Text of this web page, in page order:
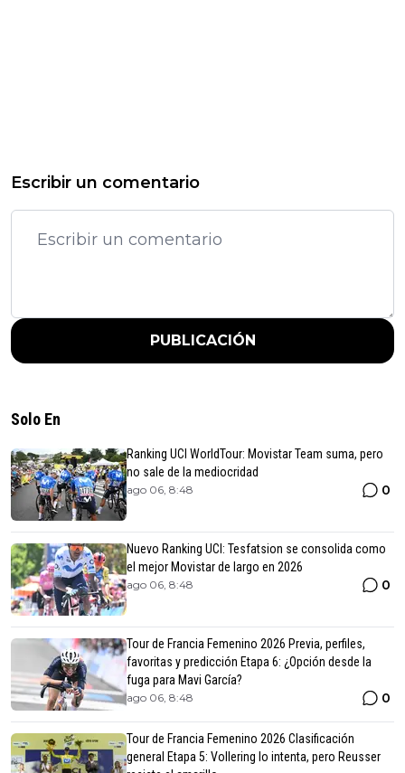
Escribir un comentario
PUBLICACIÓN
Solo En
Ranking UCI WorldTour: Movistar Team suma, pero
no sale de la mediocridad
ago 06, 8:48 0
Nuevo Ranking UCI: Tesfatsion se consolida como
el mejor Movistar de largo en 2026
ago 06, 8:48 0
Tour de Francia Femenino 2026 Previa, perfiles,
favoritas y predicción Etapa 6: ¿Opción desde la
fuga para Mavi García?
ago 06, 8:48 0
Tour de Francia Femenino 2026 Clasificación
general Etapa 5: Vollering lo intenta, pero Reusser